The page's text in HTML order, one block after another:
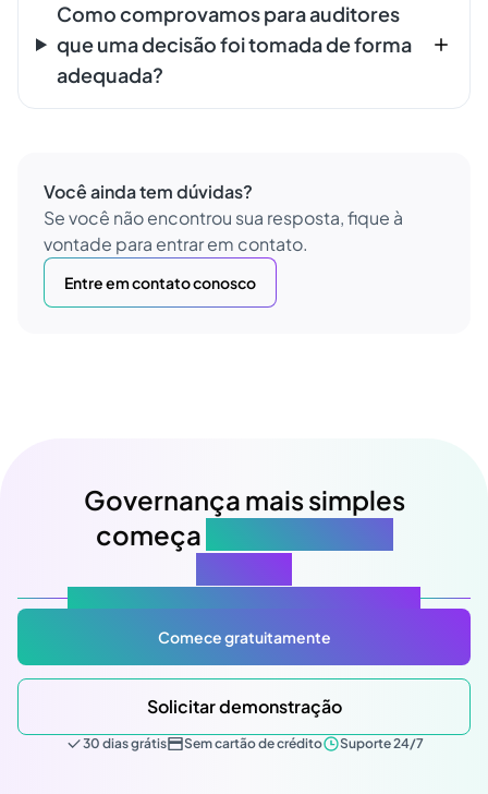
Como comprovamos para auditores
que uma decisão foi tomada de forma
adequada?
Você ainda tem dúvidas?
Se você não encontrou sua resposta, fique à
vontade para entrar em contato.
Entre em contato conosco
Governança mais simples
começa
Comece gratuitamente
Solicitar demonstração
30 dias grátis Sem cartão de crédito Suporte 24/7